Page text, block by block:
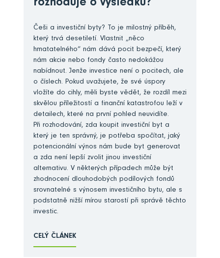
rozhoduje o výsledku?
Češi a investiční byty? To je milostný příběh,
který trvá desetiletí. Vlastnit „něco
hmatatelného“ nám dává pocit bezpečí, který
nám akcie nebo fondy často nedokážou
nabídnout. Jenže investice není o pocitech, ale
o číslech. Pokud uvažujete, že své úspory
vložíte do cihly, měli byste vědět, že rozdíl mezi
skvělou příležitostí a finanční katastrofou leží v
detailech, které na první pohled neuvidíte.
Při rozhodování, zda koupit investiční byt a
který je ten správný, je potřeba spočítat, jaký
potencionální výnos nám bude byt generovat
a zda není lepší zvolit jinou investiční
alternativu. V některých případech může být
zhodnocení dlouhodobých podílových fondů
srovnatelné s výnosem investičního bytu, ale s
podstatně nižší mírou starostí při správě těchto
investic.
CELÝ ČLÁNEK